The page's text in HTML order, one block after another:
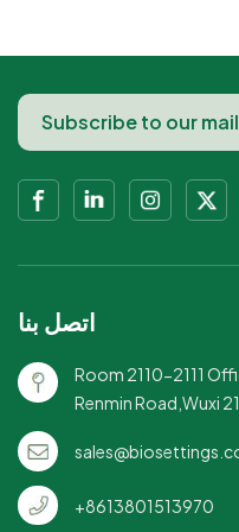
للحرارة ويحمي اليدين من
الحروق.قبضة مريحة:
مصممة هندسيًا من أجل
قبضة آمنة ومريحة.محمول
ومتين: خفيف الوزن ومتين،
التنقل.الحجم المثالي 8oz:
القياسية.هيكل مانع
انسكابات أو تسربات، حتى
مع المشروبات الساخنة.
اتصل بنا
Room 2110-2111
Renmin Road,Wuxi
+8613801513970